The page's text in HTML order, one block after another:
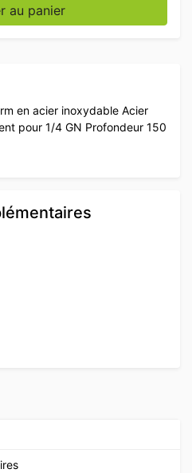
Bac GN Gastronorm 1/4
au panier
en acier inoxydable Acier
pour 1/4 GN Profondeur 150